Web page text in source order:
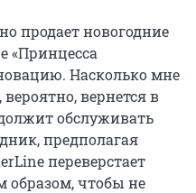
продает новогодние
«Принцесса
Насколько мне
вернется в
обслуживать
предполагая
переверстает
образом, чтобы не